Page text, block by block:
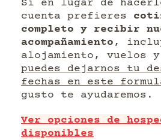
Si en lugar de
cuenta prefieres
completo y recibir
acompañamiento ,
alojamiento, vuelos
puedes dejarnos tu
fechas en este
gusto te ayudaremos.
Ver opciones de
disponibles